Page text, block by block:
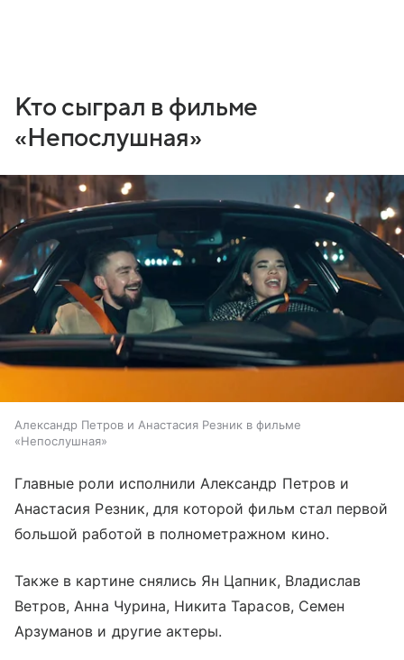
Кто сыграл в фильме
«Непослушная»
Александр Петров и Анастасия Резник в фильме
«Непослушная»
Главные роли исполнили Александр Петров и
Анастасия Резник, для которой фильм стал первой
большой работой в полнометражном кино.
Также в картине снялись Ян Цапник, Владислав
Ветров, Анна Чурина, Никита Тарасов, Семен
Арзуманов и другие актеры.